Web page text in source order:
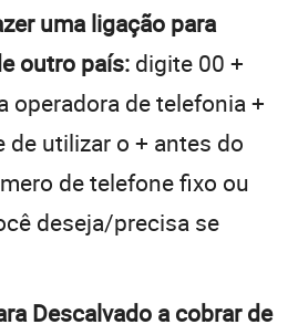
uma ligação para
outro país: digite 00 +
operadora de telefonia +
de utilizar o + antes do
de telefone fixo ou
deseja/precisa se
Descalvado a cobrar de